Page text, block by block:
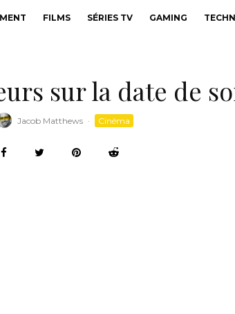
FILMS SÉRIES TV GAMING
sur la date de
Jacob Matthews · Cinéma